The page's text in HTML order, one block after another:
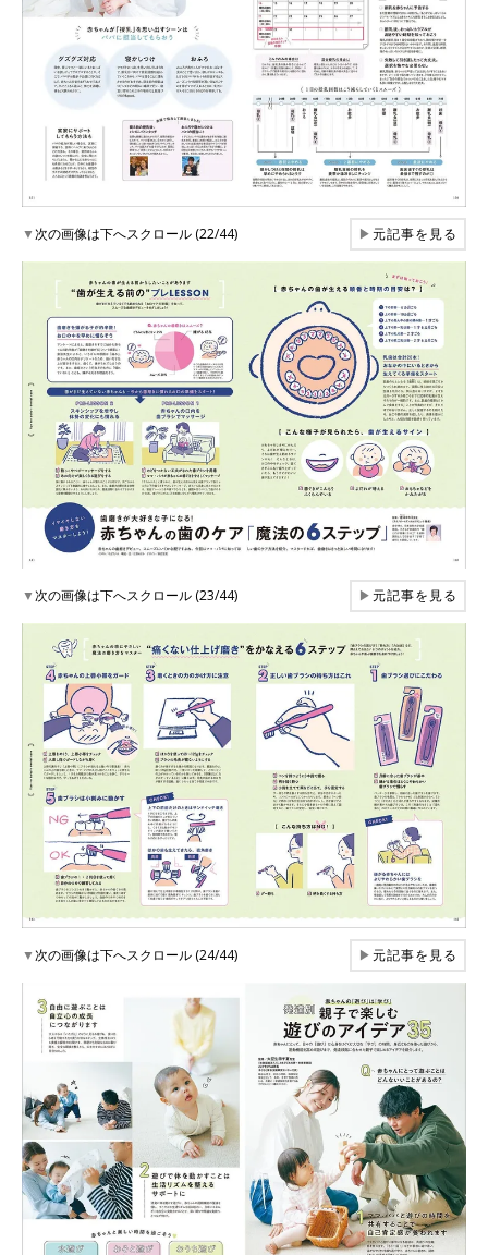
▼次の画像は下へスクロール (22/44) ▶元記事を見る
▼次の画像は下へスクロール (23/44) ▶元記事を見る
▼次の画像は下へスクロール (24/44) ▶元記事を見る